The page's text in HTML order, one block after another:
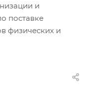
и
поставке
физических и